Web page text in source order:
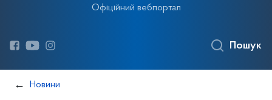
Офіційний вебпортал
Пошук
Новини